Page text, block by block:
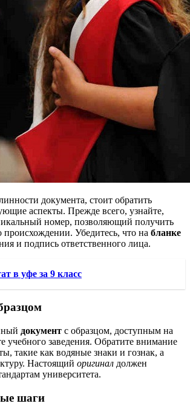
документа, стоит обратить
аспекты. Прежде всего, узнайте,
номер, позволяющий получить
Убедитесь, что на бланке
и подпись ответственного лица.
в уфе за 9 класс
документ с образцом, доступным на
учебного заведения. Обратите внимание
такие как водяные знаки и гознак, а
Настоящий оригинал должен
университета.
шаги